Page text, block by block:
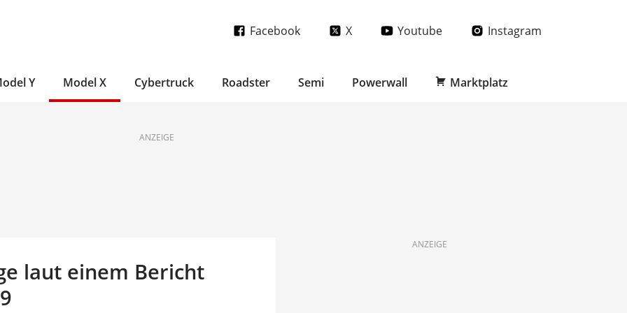
Facebook X Youtube Instagram
Y Model X Cybertruck Roadster Semi Powerwall Marktplatz
ANZEIGE
laut einem Bericht
ANZEIGE